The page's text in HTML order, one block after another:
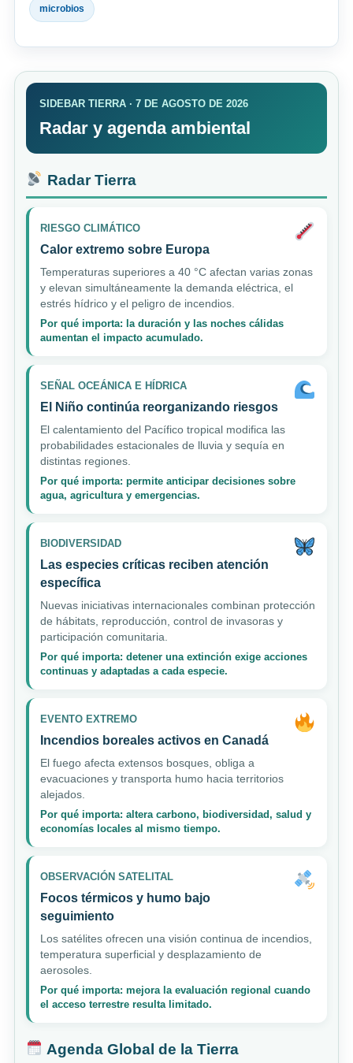
microbios
SIDEBAR TIERRA · 7 DE AGOSTO DE 2026
Radar y agenda ambiental
Radar Tierra
RIESGO CLIMÁTICO
Calor extremo sobre Europa
Temperaturas superiores a 40 °C afectan varias zonas
y elevan simultáneamente la demanda eléctrica, el
estrés hídrico y el peligro de incendios.
Por qué importa: la duración y las noches cálidas
aumentan el impacto acumulado.
SEÑAL OCEÁNICA E HÍDRICA
El Niño continúa reorganizando riesgos
El calentamiento del Pacífico tropical modifica las
probabilidades estacionales de lluvia y sequía en
distintas regiones.
Por qué importa: permite anticipar decisiones sobre
agua, agricultura y emergencias.
BIODIVERSIDAD
Las especies críticas reciben atención
específica
Nuevas iniciativas internacionales combinan protección
de hábitats, reproducción, control de invasoras y
participación comunitaria.
Por qué importa: detener una extinción exige acciones
continuas y adaptadas a cada especie.
EVENTO EXTREMO
Incendios boreales activos en Canadá
El fuego afecta extensos bosques, obliga a
evacuaciones y transporta humo hacia territorios
alejados.
Por qué importa: altera carbono, biodiversidad, salud y
economías locales al mismo tiempo.
OBSERVACIÓN SATELITAL
Focos térmicos y humo bajo
seguimiento
Los satélites ofrecen una visión continua de incendios,
temperatura superficial y desplazamiento de
aerosoles.
Por qué importa: mejora la evaluación regional cuando
el acceso terrestre resulta limitado.
Agenda Global de la Tierra